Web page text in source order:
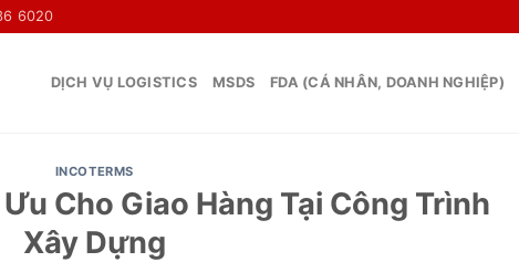
6020
DỊCH VỤ LOGISTICS MSDS FDA (CÁ NHÂN, DOANH NGHIỆP)
INCOTERMS
Cho Giao Hàng Tại Công Trình
Xây Dựng